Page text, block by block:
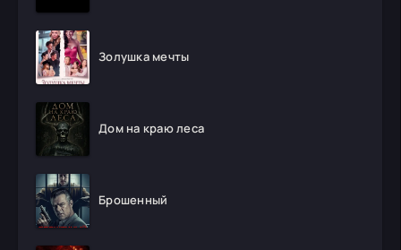
Золушка мечты
Дом на краю леса
Брошенный